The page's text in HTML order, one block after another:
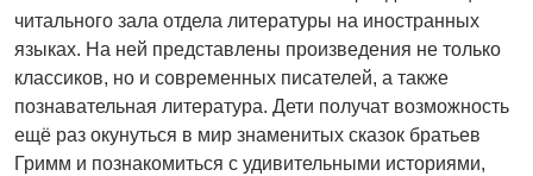
читального зала отдела литературы на иностранных
языках. На ней представлены произведения не только
классиков, но и современных писателей, а также
познавательная литература. Дети получат возможность
ещё раз окунуться в мир знаменитых сказок братьев
Гримм и познакомиться с удивительными историями,